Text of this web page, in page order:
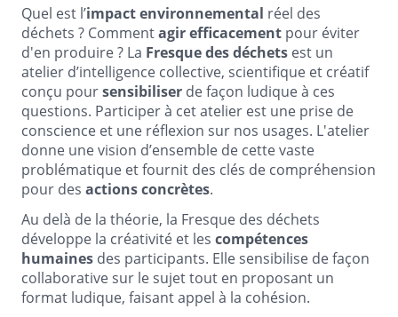
Quel est l’impact environnemental réel des
déchets ? Commentagir efficacement pour éviter
d'en produire ? La Fresque des déchets est un
atelier d’intelligence collective, scientifique et créatif
conçu poursensibiliser de façon ludique à ces
questions. Participer à cet atelier est une prise de
conscience et une réflexion sur nos usages. L'atelier
donne une vision d’ensemble de cette vaste
problématique et fournit des clés de compréhension
pour des actions concrètes.
Au delà de la théorie, la Fresque des déchets
développe la créativité et les compétences
humaines des participants. Elle sensibilise de façon
collaborative sur le sujet tout en proposant un
format ludique, faisant appel à la cohésion.